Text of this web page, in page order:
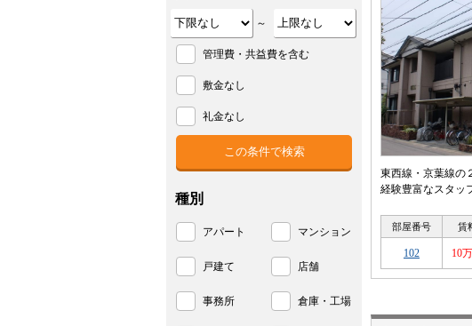
東西線・京葉線の
経験豊富なスタッ
部屋番号 賃
102 10
～
管理費・共益費を含む
敷金なし
礼金なし
種別
アパート マンション
戸建て 店舗
事務所 倉庫・工場